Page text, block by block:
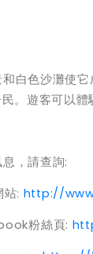
白色沙灘使
。遊客可以
，請查詢:
站: http://
粉絲頁: